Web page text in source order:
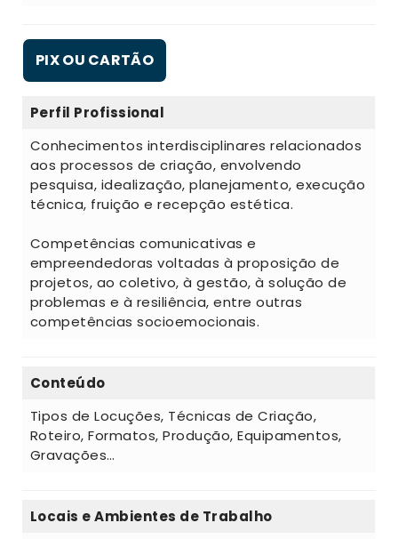
PIX OU CARTÃO
Perfil Profissional
Conhecimentos interdisciplinares relacionados
aos processos de criação, envolvendo
pesquisa, idealização, planejamento, execução
técnica, fruição e recepção estética.
Competências comunicativas e
empreendedoras voltadas à proposição de
projetos, ao coletivo, à gestão, à solução de
problemas e à resiliência, entre outras
competências socioemocionais.
Conteúdo
Tipos de Locuções, Técnicas de Criação,
Roteiro, Formatos, Produção, Equipamentos,
Gravações…
Locais e Ambientes de Trabalho